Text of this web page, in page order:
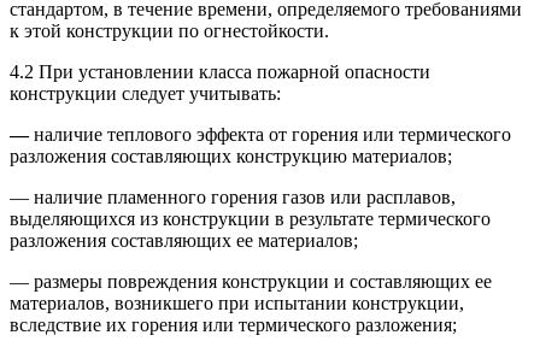
стандартом, в течение времени, определяемого требованиями
к этой конструкции по огнестойкости.
4.2 При установлении класса пожарной опасности
конструкции следует учитывать:
—наличие теплового эффекта от горения или термического
разложения составляющих конструкцию материалов;
— наличие пламенного горения газов или расплавов,
выделяющихся из конструкции в результате термического
разложения составляющих ее материалов;
— размеры повреждения конструкции и составляющих ее
материалов, возникшего при испытании конструкции,
вследствие их горения или тepмического разложения;